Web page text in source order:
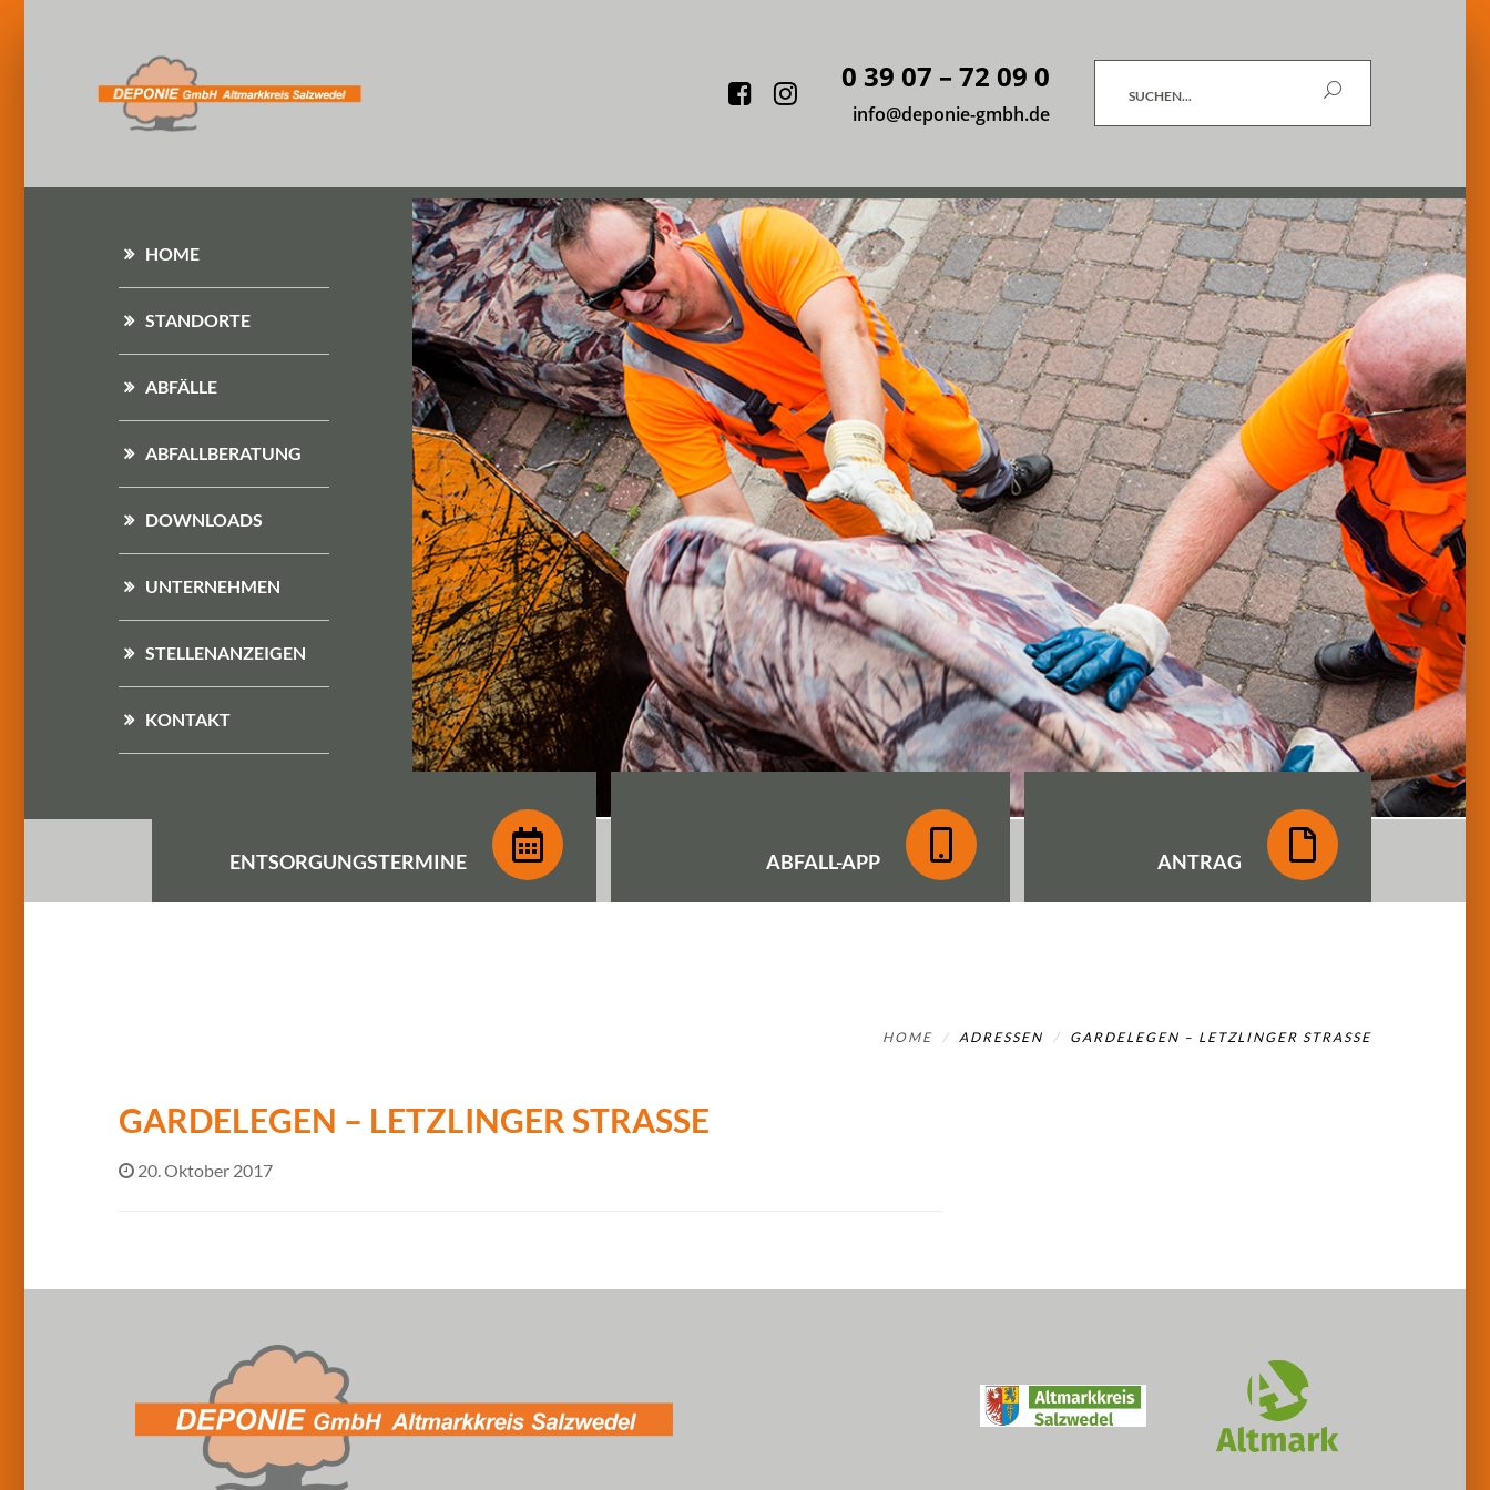
Facebook
Instagram
0 39 07 – 72 09 0
info@deponie-gmbh.de
Suchen
HOME
STANDORTE
ABFÄLLE
ABFALLBERATUNG
DOWNLOADS
UNTERNEHMEN
STELLENANZEIGEN
KONTAKT
ENTSORGUNGSTERMINE ABFALL-APP ANTRAG
HOME ADRESSEN GARDELEGEN – LETZLINGER STRASSE
GARDELEGEN – LETZLINGER STRASSE
20. Oktober 2017